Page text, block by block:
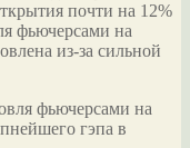
почти на 12%
фьючерсами на
из-за сильной
фьючерсами на
гэпа в